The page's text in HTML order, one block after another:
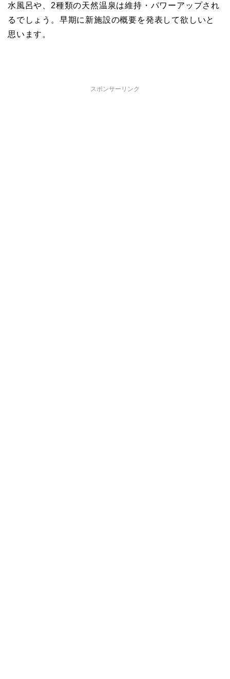
水風呂や、2種類の天然温泉は維持・パワーアップされ
るでしょう。早期に新施設の概要を発表して欲しいと
思います。
スポンサーリンク